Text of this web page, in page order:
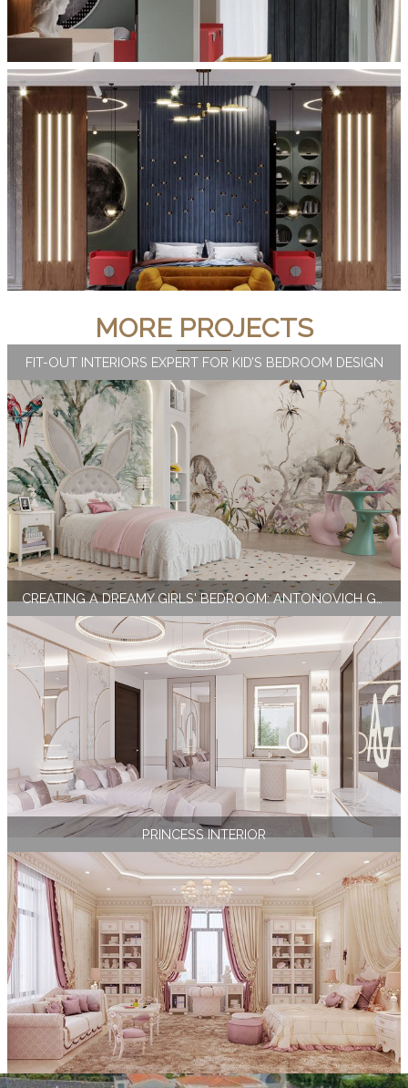
MORE PROJECTS
FIT-OUT INTERIORS EXPERT FOR KID’S BEDROOM DESIGN
CREATING A DREAMY GIRLS' BEDROOM: ANTONOVICH GROUP'S EXPERTISE IN TWO-BED SETUP
PRINCESS INTERIOR